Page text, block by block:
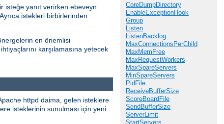
isteğe yanıt verirken ebeveyn
istekleri birbirlerinden
en önemlisi
karşılamasına yetecek
CoreDumpDirectory
EnableExceptionHook
Group
Listen
ListenBacklog
MaxConnectionsPerChild
MaxMemFree
MaxRequestWorkers
MaxSpareServers
MinSpareServers
PidFile
ReceiveBufferSize
ScoreBoardFile
SendBufferSize
ServerLimit
StartServers
httpd daima, gelen isteklere
isteklerinin sunulması için yeni